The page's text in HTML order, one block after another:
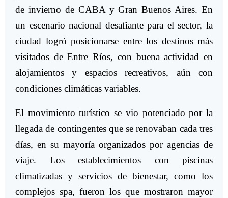
de invierno de CABA y Gran Buenos Aires. En
un escenario nacional desafiante para el sector, la
ciudad logró posicionarse entre los destinos más
visitados de Entre Ríos, con buena actividad en
alojamientos y espacios recreativos, aún con
condiciones climáticas variables.
El movimiento turístico se vio potenciado por la
llegada de contingentes que se renovaban cada tres
días, en su mayoría organizados por agencias de
viaje. Los establecimientos con piscinas
climatizadas y servicios de bienestar, como los
complejos spa, fueron los que mostraron mayor